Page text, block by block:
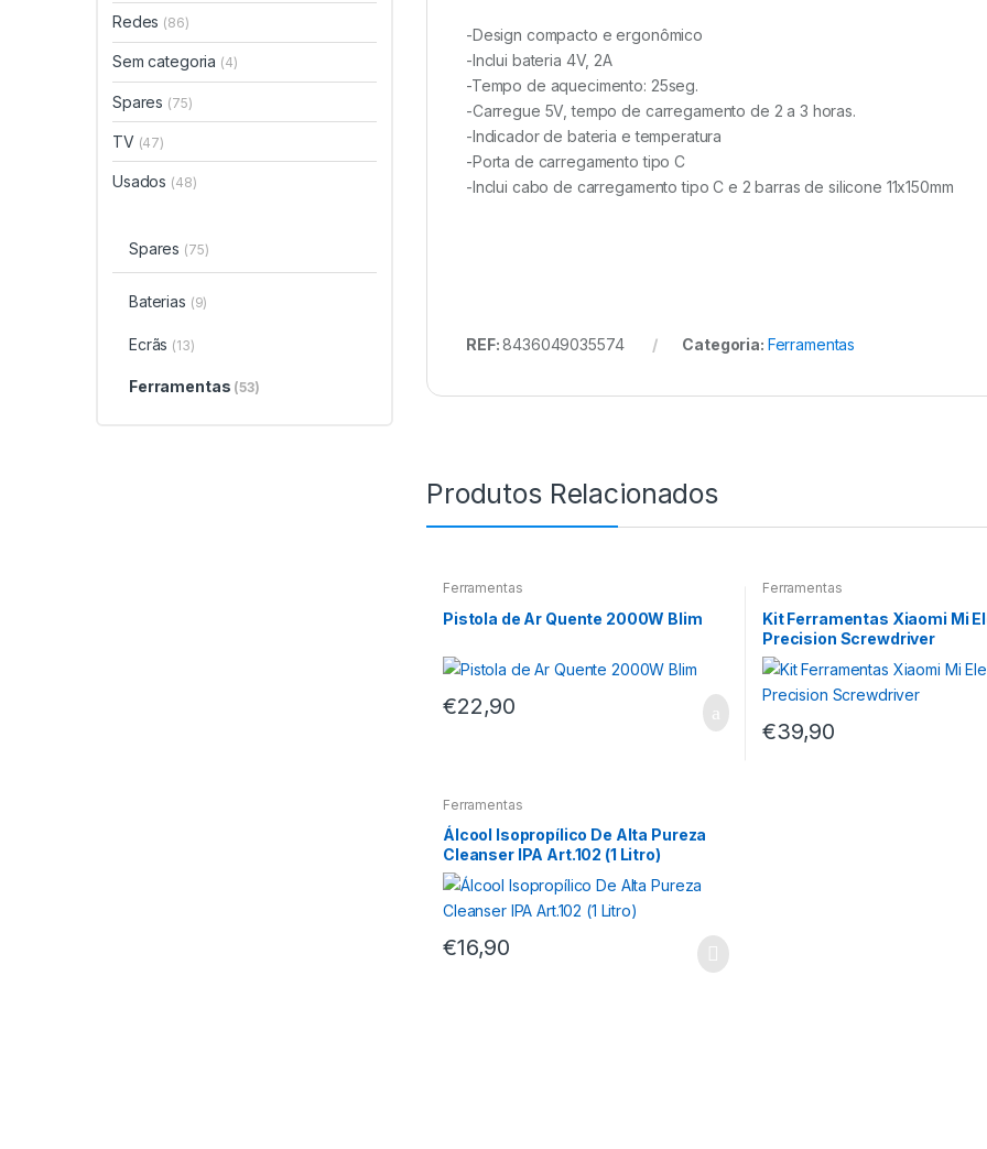
-Design compacto e ergonômico
-Inclui bateria 4V, 2A
-Tempo de aquecimento: 25seg.
-Carregue 5V, tempo de carregamento de 2 a 3 horas.
-Indicador de bateria e temperatura
-Porta de carregamento tipo C
-Inclui cabo de carregamento tipo C e 2 barras de silicone 11x150mm
REF:8436049035574 Categoria: Ferramentas
Produtos Relacionados
Ferramentas
Pistola de Ar Quente 2000W Blim
€22,90
Ferramentas
Kit Ferramentas Xiaomi Mi
Precision Screwdriver
€39,90
Ferramentas
Álcool Isopropílico De Alta Pureza
Cleanser IPA Art.102 (1 Litro)
€16,90
Redes (86)
Sem categoria (4)
Spares (75)
TV (47)
Usados (48)
Spares (75)
Baterias (9)
Ecrãs (13)
Ferramentas (53)